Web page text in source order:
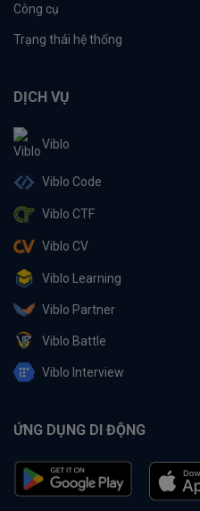
Công cụ
Trạng thái hệ thống
DỊCH VỤ
Viblo
Viblo Code
Viblo CTF
Viblo CV
Viblo Learning
Viblo Partner
Viblo Battle
Viblo Interview
ỨNG DỤNG DI ĐỘNG